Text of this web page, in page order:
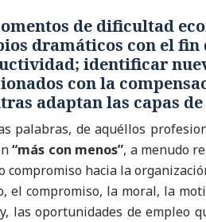
de dificultad
dramáticos con el
identificar
con la
adaptan las capas
palabras, de aquéllos
“más con menos”, a menudo
compromiso hacia la
el compromiso, la moral, la
las oportunidades de empleo